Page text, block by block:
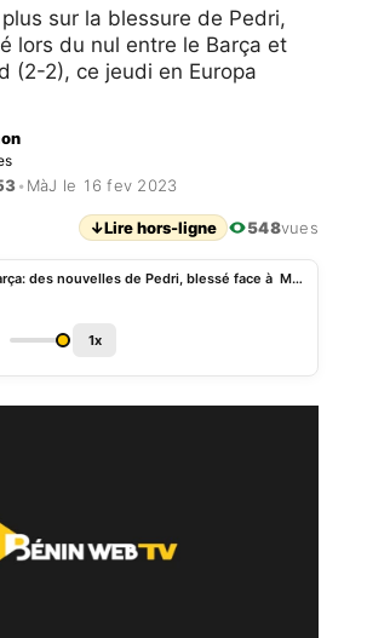
sur la blessure de Pedri,
lors du nul entre le Barça et
(2-2), ce jeudi en Europa
• MàJ le 16 fev 2023
↓Lire hors-ligne 548vues
Barça: des nouvelles de Pedri, blessé face à Manchester United
1x